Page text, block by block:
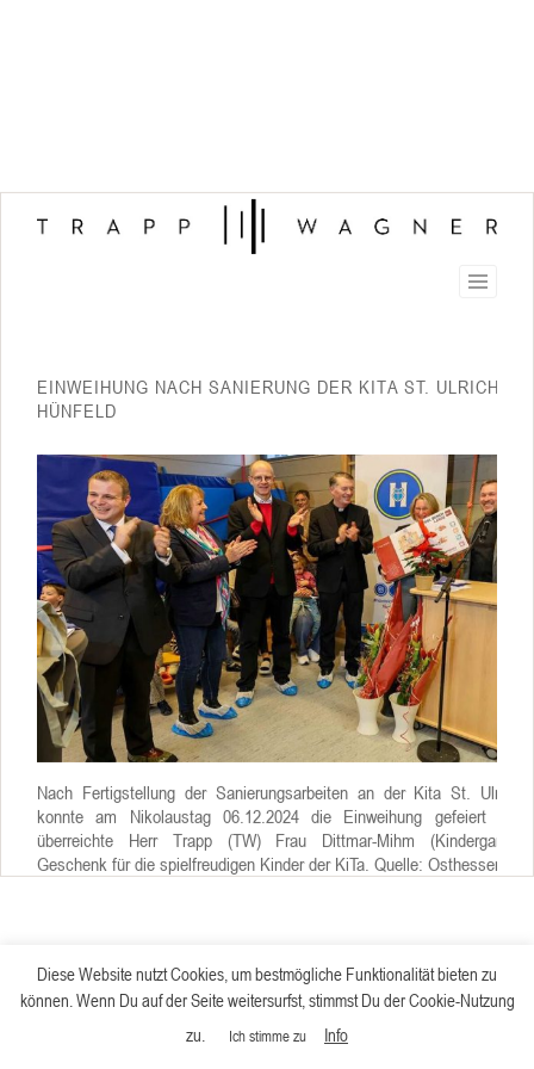
EINWEIHUNG NACH SANIERUNG DER KITA ST. ULRICH IN
HÜNFELD
Nach Fertigstellung der Sanierungsarbeiten an der Kita St. Ulrich
konnte am Nikolaustag 06.12.2024 die Einweihung gefeiert
überreichte Herr Trapp (TW) Frau Dittmar-Mihm
Geschenk für die spielfreudigen Kinder der KiTa. Quelle:
Diese Website nutzt Cookies, um bestmögliche Funktionalität bieten zu
können. Wenn Du auf der Seite weitersurfst, stimmst Du der Cookie-Nutzung
zu.
Ich stimme zu Info